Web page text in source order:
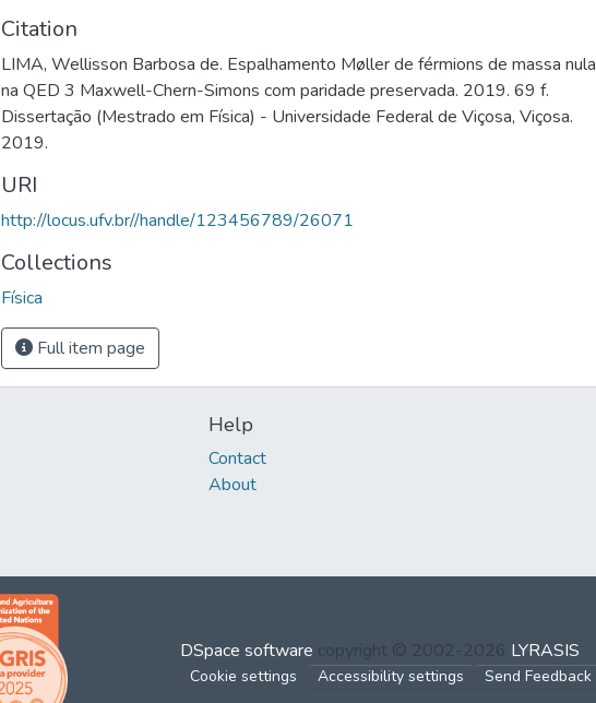
Citation
LIMA, Wellisson Barbosa de. Espalhamento Møller de férmions de massa nula
na QED 3 Maxwell-Chern-Simons com paridade preservada. 2019. 69 f.
Dissertação (Mestrado em Física) - Universidade Federal de Viçosa, Viçosa.
2019.
URI
http://locus.ufv.br//handle/123456789/26071
Collections
Física
Full item page
Help
Contact
About
DSpace software copyright © 2002-2026 LYRASIS
Cookie settings Accessibility settings Send Feedback